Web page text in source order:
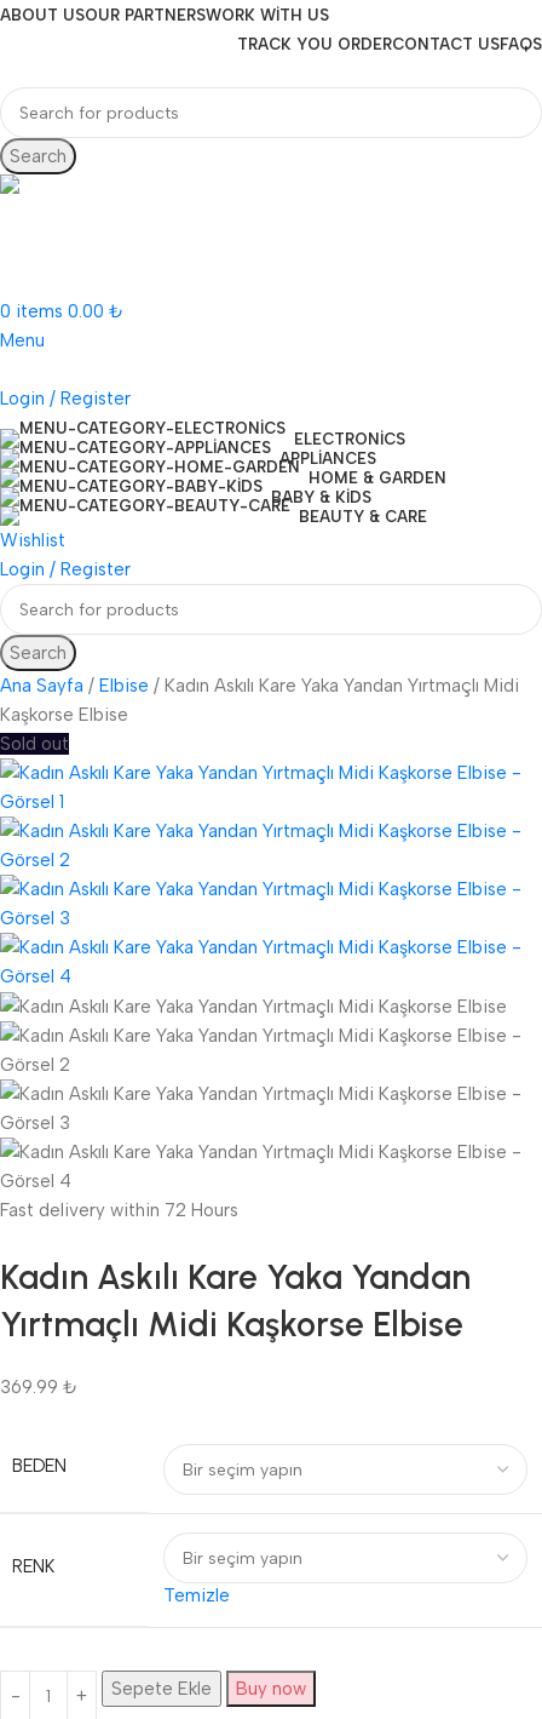
ABOUT USOUR PARTNERSWORK WITH US
TRACK YOU ORDERCONTACT USFAQS
Search
0 items 0.00 ₺
Menu
Login / Register
ELECTRONICS
APPLIANCES
HOME & GARDEN
BABY & KIDS
BEAUTY & CARE
Wishlist
Login / Register
Search
Ana Sayfa
Elbise
Kadın Askılı Kare Yaka Yandan Yırtmaçlı Midi
Kaşkorse Elbise
Sold out
Fast delivery within 72 Hours
Kadın Askılı Kare Yaka Yandan
Yırtmaçlı Midi Kaşkorse Elbise
369.99 ₺
BEDEN
RENK
Temizle
Sepete Ekle Buy now